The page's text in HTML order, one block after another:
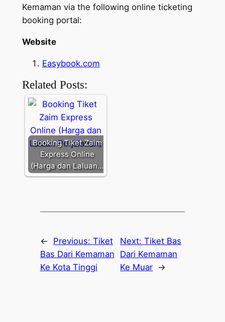
Kemaman via the following online ticketing
booking portal:
Website
Easybook.com
Related Posts:
Booking Tiket Zaim
Express Online
(Harga dan Laluan…
← Previous: Tiket
Bas Dari Kemaman
Ke Kota Tinggi
Next:Tiket Bas
Dari Kemaman
Ke Muar →